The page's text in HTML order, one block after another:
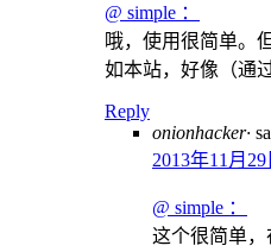
@ simple ：
哦，使用很简单。
如本站，好像（通
Reply
onionhacker·
2013年11月29
@ simple ：
这个很简单